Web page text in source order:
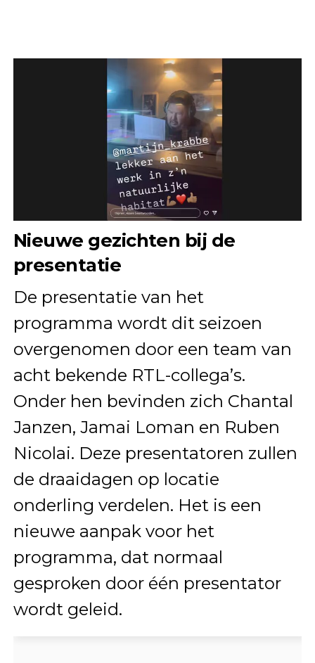
Nieuwe gezichten bij de
presentatie
De presentatie van het
programma wordt dit seizoen
overgenomen door een team van
acht bekende RTL-collega’s.
Onder hen bevinden zich Chantal
Janzen, Jamai Loman en Ruben
Nicolai. Deze presentatoren zullen
de draaidagen op locatie
onderling verdelen. Het is een
nieuwe aanpak voor het
programma, dat normaal
gesproken door één presentator
wordt geleid.